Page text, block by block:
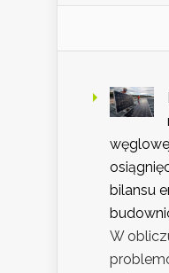
bilansu
W